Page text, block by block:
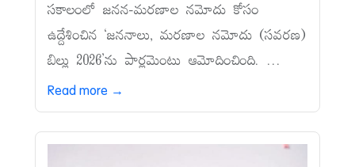
సకాలంలో జనన-మరణాల నమోదు కోసం
ఉద్దేశించిన ‘జననాలు, మరణాల నమోదు (సవరణ)
బిల్లు 2026’ను పార్లమెంటు ఆమోదించింది. ...
Read more →